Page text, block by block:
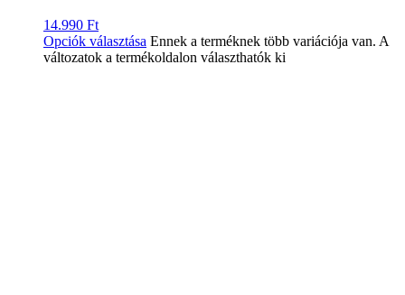
14.990 Ft
Opciók választása Ennek a terméknek több variációja van. A
változatok a termékoldalon választhatók ki